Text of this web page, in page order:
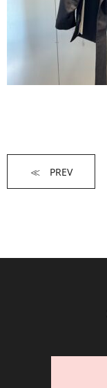
≪ PREV